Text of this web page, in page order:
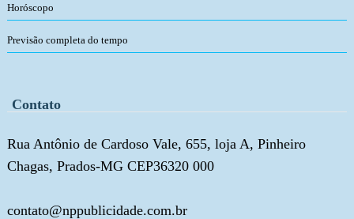
Horóscopo
Previsão completa do tempo
Contato
Rua Antônio de Cardoso Vale, 655, loja A, Pinheiro
Chagas, Prados-MG CEP36320 000
contato@nppublicidade.com.br